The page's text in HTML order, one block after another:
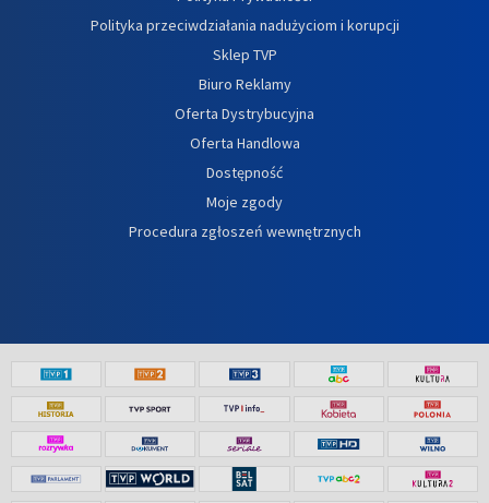
Polityka przeciwdziałania nadużyciom i korupcji
Sklep TVP
Biuro Reklamy
Oferta Dystrybucyjna
Oferta Handlowa
Dostępność
Moje zgody
Procedura zgłoszeń wewnętrznych